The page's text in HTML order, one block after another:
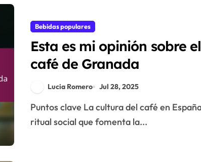
Bebidas populares
Esta es mi opinión sobre el
café de Granada
Lucia Romero Jul 28, 2025
Puntos clave La cultura del café en España es un
ritual social que fomenta la...